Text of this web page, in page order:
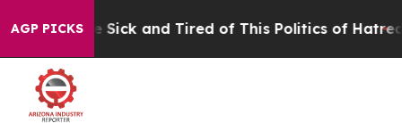
AGP PICKSAre Sick and Tired of This Politics of Hatred”